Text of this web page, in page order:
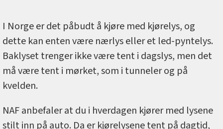
I Norge er det påbudt å kjøre med kjørelys, og
dette kan enten være nærlys eller et led-pyntelys.
Baklyset trenger ikke være tent i dagslys, men det
må være tent i mørket, som i tunneler og på
kvelden.
NAF anbefaler at du i hverdagen kjører med lysene
stilt inn på auto. Da er kjørelysene tent på dagtid,